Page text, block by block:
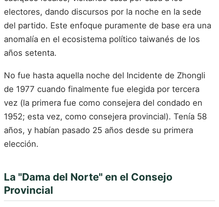
electores, dando discursos por la noche en la sede
del partido. Este enfoque puramente de base era una
anomalía en el ecosistema político taiwanés de los
años setenta.
No fue hasta aquella noche del Incidente de Zhongli
de 1977 cuando finalmente fue elegida por tercera
vez (la primera fue como consejera del condado en
1952; esta vez, como consejera provincial). Tenía 58
años, y habían pasado 25 años desde su primera
elección.
La "Dama del Norte" en el Consejo
Provincial